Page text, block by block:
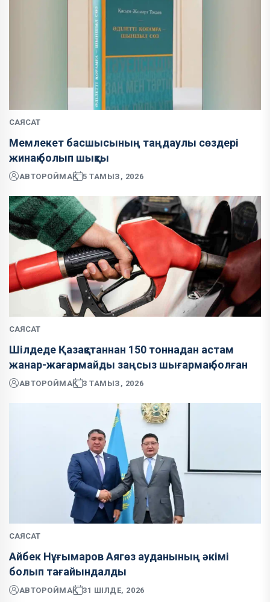
САЯСАТ
Мемлекет басшысының таңдаулы сөздері
жинақ болып шықты
АВТОРОЙМАҚ 5 ТАМЫЗ, 2026
САЯСАТ
Шілдеде Қазақстаннан 150 тоннадан астам
жанар-жағармайды заңсыз шығармақ болған
АВТОРОЙМАҚ 3 ТАМЫЗ, 2026
САЯСАТ
Айбек Нұғымаров Аягөз ауданының әкімі
болып тағайындалды
АВТОРОЙМАҚ 31 ШІЛДЕ, 2026